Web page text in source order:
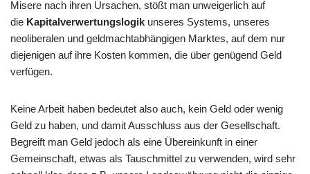
Misere nach ihren Ursachen, stößt man unweigerlich auf
die Kapitalverwertungslogik unseres Systems, unseres
neoliberalen und geldmachtabhängigen Marktes, auf dem nur
diejenigen auf ihre Kosten kommen, die über genügend Geld
verfügen.
Keine Arbeit haben bedeutet also auch, kein Geld oder wenig
Geld zu haben, und damit Ausschluss aus der Gesellschaft.
Begreift man Geld jedoch als eine Übereinkunft in einer
Gemeinschaft, etwas als Tauschmittel zu verwenden, wird sehr